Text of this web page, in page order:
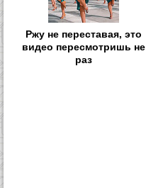
Ржу не переставая, это
видео пересмотришь не
раз